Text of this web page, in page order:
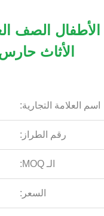
الأطفال الصف
الأثاث
اسم العلامة التجارية:
رقم الطراز:
الـ MOQ:
السعر: